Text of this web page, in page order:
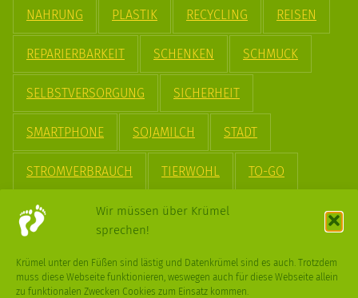
Wir müssen über Krümel
sprechen!
Krümel unter den Füßen sind lästig und Datenkrümel sind es auch. Trotzdem
muss diese Webseite funktionieren, weswegen auch für diese Webseite allein
zu funktionalen Zwecken Cookies zum Einsatz kommen.
NAHRUNG PLASTIK RECYCLING REISEN
REPARIERBARKEIT SCHENKEN SCHMUCK
SELBSTVERSORGUNG SICHERHEIT
SMARTPHONE SOJAMILCH STADT
STROMVERBRAUCH TIERWOHL TO-GO
TREND UPCYCLING VEGAN
WEIHNACHTSBAUM WINTER